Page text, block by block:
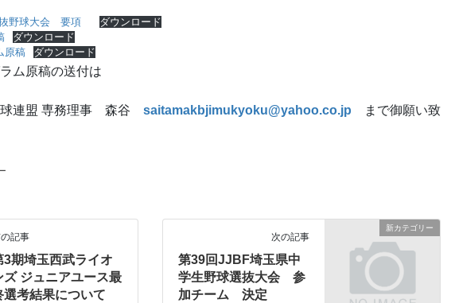
抜野球大会 要項
ダウンロード
ダウンロード
原稿
ダウンロード
ム原稿の送付は
球連盟 専務理事 森谷 saitamakbjimukyoku@yahoo.co.jp まで御願い致
記事
3期埼玉西武ライオ
ズ ジュニアユース最
選考結果について
新カテゴリー
次の記事
第39回JJBF埼玉県中
学生野球選抜大会 参
加チーム 決定